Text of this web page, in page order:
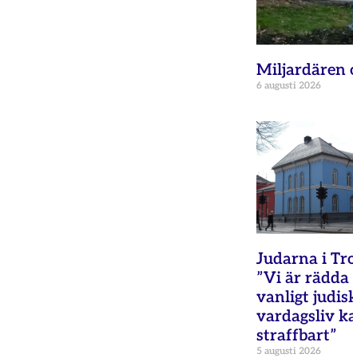
Miljardären
6 augusti 2026
Judarna i
”Vi är
vanligt
vardagsliv
straffbart”
5 augusti 2026